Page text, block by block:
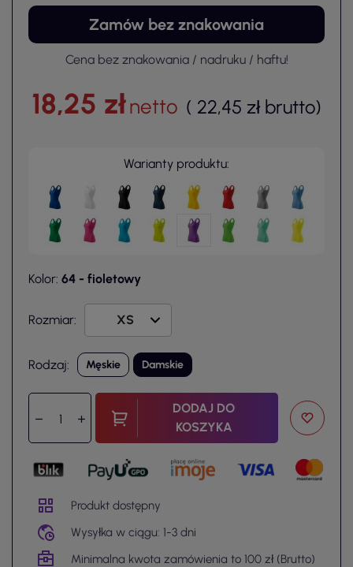
Zamów bez znakowania
Cena bez znakowania / nadruku / haftu!
18,25 złnetto ( 22,45 zł brutto)
Warianty produktu:
Kolor: 64 - fioletowy
Rozmiar:
Rodzaj: Męskie Damskie
DODAJ DO
KOSZYKA
Produkt dostępny
Wysyłka w ciągu: 1-3 dni
Minimalna kwota zamówienia to 100 zł (Brutto)